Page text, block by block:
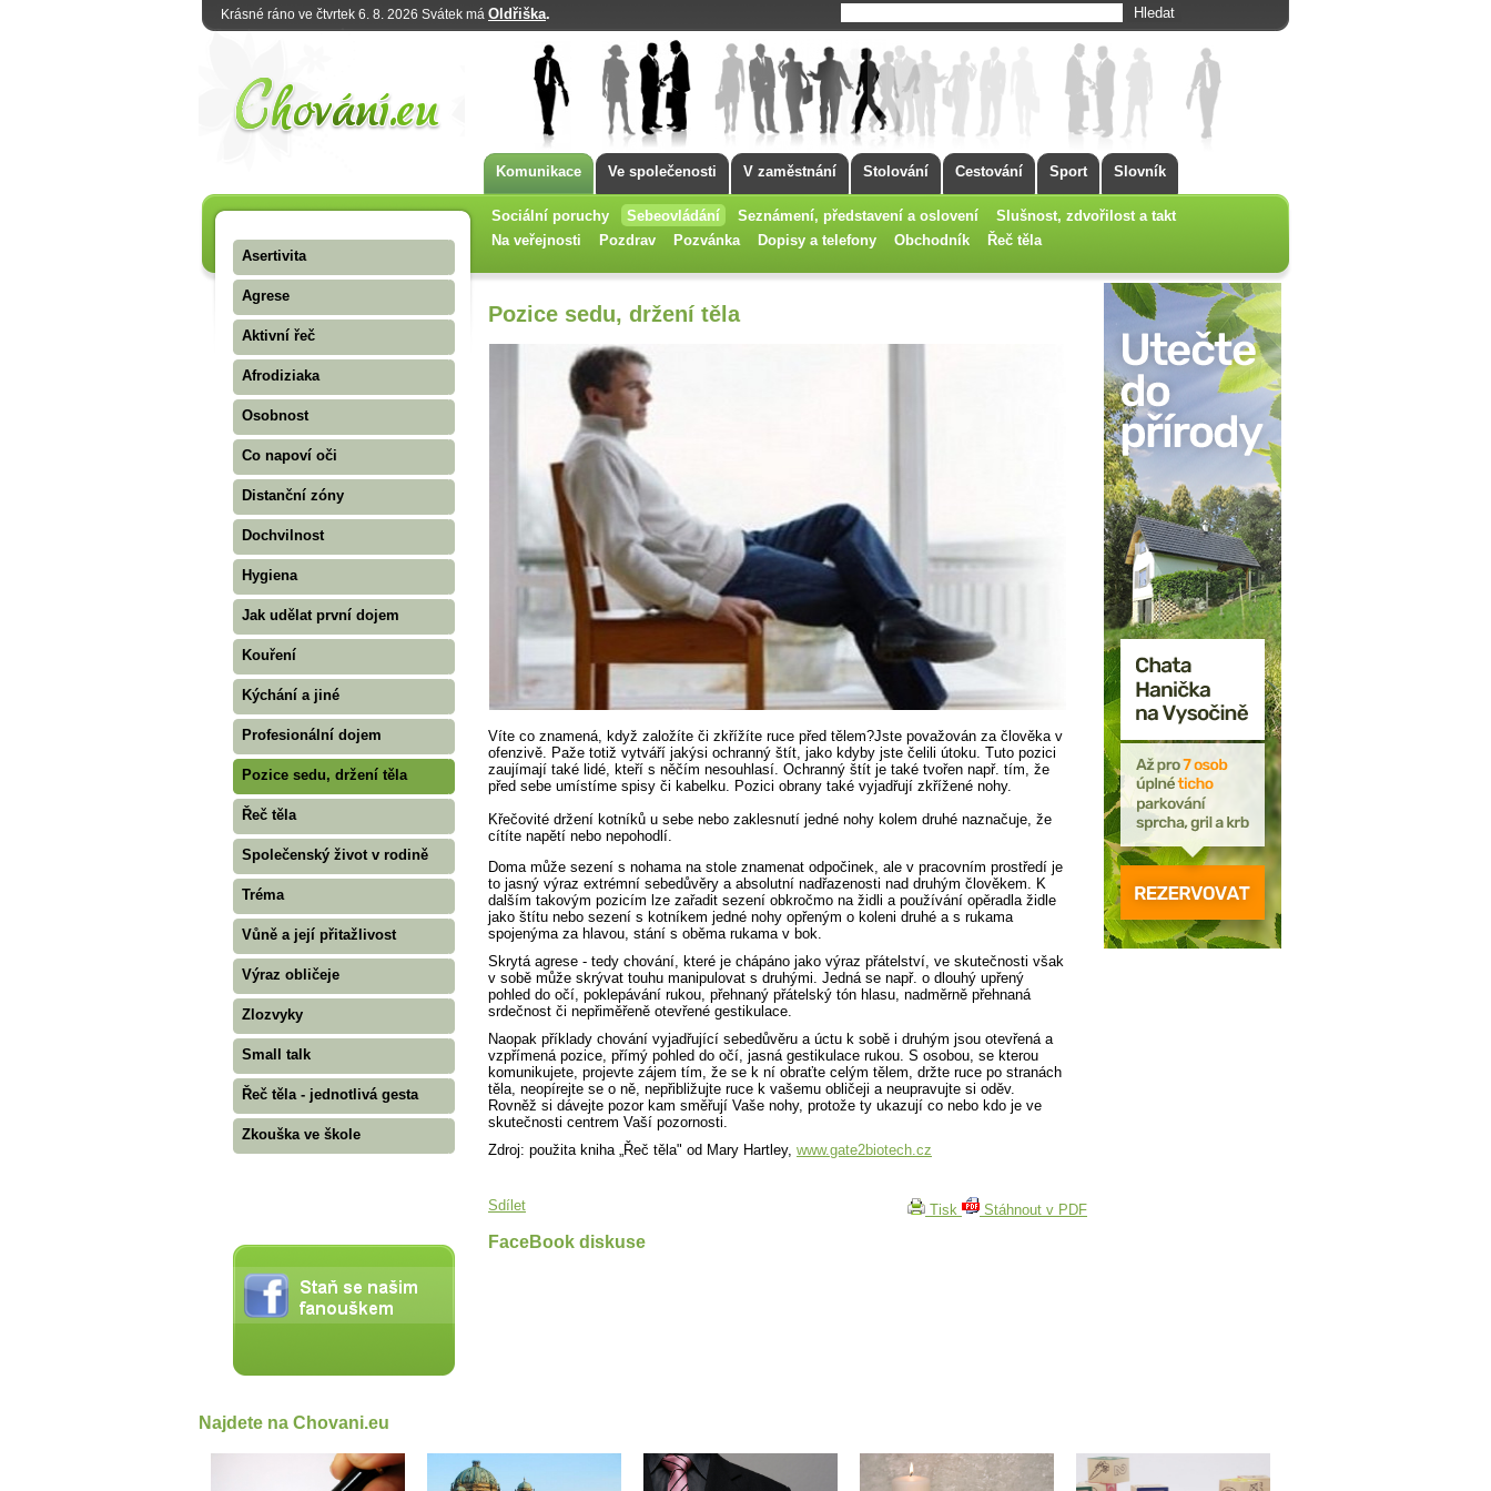
Krásné ráno ve čtvrtek 6. 8. 2026 Svátek má Oldřiška.
Komunikace Ve společenosti V zaměstnání Stolování Cestování Sport Slovník
Sociální poruchy Sebeovládání Seznámení, představení a oslovení
Slušnost, zdvořilost a takt
Na veřejnosti
Pozdrav Pozvánka Dopisy a telefony Obchodník
Řeč těla
Asertivita
Agrese
Aktivní řeč
Afrodiziaka
Osobnost
Co napoví oči
Distanční zóny
Dochvilnost
Hygiena
Jak udělat první dojem
Kouření
Kýchání a jiné
Profesionální dojem
Pozice sedu, držení těla
Řeč těla
Společenský život v rodině
Tréma
Vůně a její přitažlivost
Výraz obličeje
Zlozvyky
Small talk
Řeč těla - jednotlivá gesta
Zkouška ve škole
Pozice sedu, držení těla
Víte co znamená, když založíte či zkřížíte ruce před tělem?Jste považován za člověka v
ofenzivě. Paže totiž vytváří jakýsi ochranný štít, jako kdyby jste čelili útoku. Tuto pozici
zaujímají také lidé, kteří s něčím nesouhlasí. Ochranný štít je také tvořen např. tím, že
před sebe umístíme spisy či kabelku. Pozici obrany také vyjadřují zkřížené nohy.
Křečovité držení kotníků u sebe nebo zaklesnutí jedné nohy kolem druhé naznačuje, že
cítíte napětí nebo nepohodlí.
Doma může sezení s nohama na stole znamenat odpočinek, ale v pracovním prostředí je
to jasný výraz extrémní sebedůvěry a absolutní nadřazenosti nad druhým člověkem. K
dalším takovým pozicím lze zařadit sezení obkročmo na židli a používání opěradla židle
jako štítu nebo sezení s kotníkem jedné nohy opřeným o koleni druhé a s rukama
spojenýma za hlavou, stání s oběma rukama v bok.
Skrytá agrese - tedy chování, které je chápáno jako výraz přátelství, ve skutečnosti však
v sobě může skrývat touhu manipulovat s druhými. Jedná se např. o dlouhý upřený
pohled do očí, poklepávání rukou, přehnaný přátelský tón hlasu, nadměrně přehnaná
srdečnost či nepřiměřeně otevřené gestikulace.
Naopak příklady chování vyjadřující sebedůvěru a úctu k sobě i druhým jsou otevřená a
vzpřímená pozice, přímý pohled do očí, jasná gestikulace rukou. S osobou, se kterou
komunikujete, projevte zájem tím, že se k ní obraťte celým tělem, držte ruce po stranách
těla, neopírejte se o ně, nepřibližujte ruce k vašemu obličeji a neupravujte si oděv.
Rovněž si dávejte pozor kam směřují Vaše nohy, protože ty ukazují co nebo kdo je ve
skutečnosti centrem Vaší pozornosti.
Zdroj: použita kniha „Řeč těla" od Mary Hartley, www.gate2biotech.cz
Sdílet Tisk Stáhnout v PDF
FaceBook diskuse
Najdete na Chovani.eu